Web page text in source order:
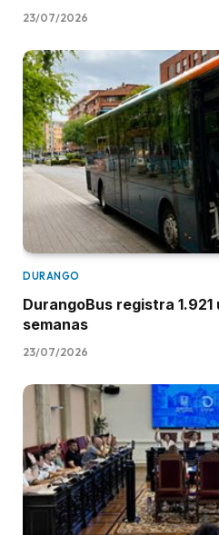
23/07/2026
DURANGO
DurangoBus registra
semanas
23/07/2026